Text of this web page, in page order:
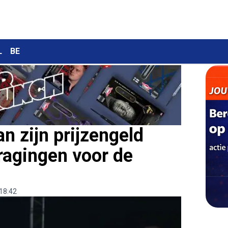
BE
zijn prijzengeld
voor de